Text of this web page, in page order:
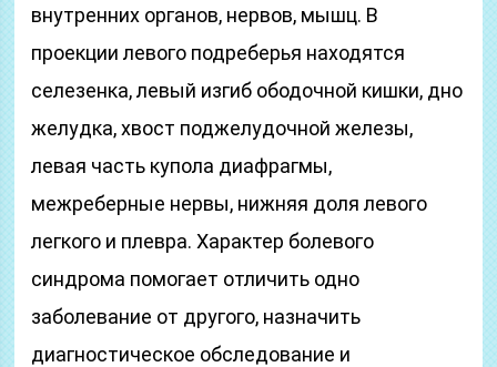
внутренних органов, нервов, мышц. В
проекции левого подреберья находятся
селезенка, левый изгиб ободочной кишки, дно
желудка, хвост поджелудочной железы,
левая часть купола диафрагмы,
межреберные нервы, нижняя доля левого
легкого и плевра. Характер болевого
синдрома помогает отличить одно
заболевание от другого, назначить
диагностическое обследование и